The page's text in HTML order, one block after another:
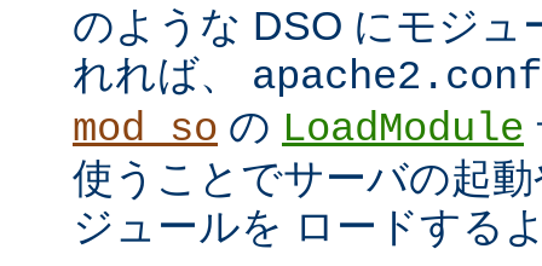
のような DSO にモジュ
れれば、 apache2.conf
mod_so の LoadModule
使うことでサーバの起
ジュールを ロードする